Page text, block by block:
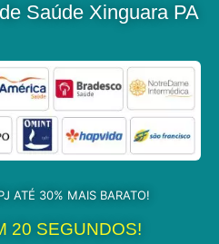
Saúde Xinguara PA
ATÉ 30% MAIS BARATO!
20 SEGUNDOS!